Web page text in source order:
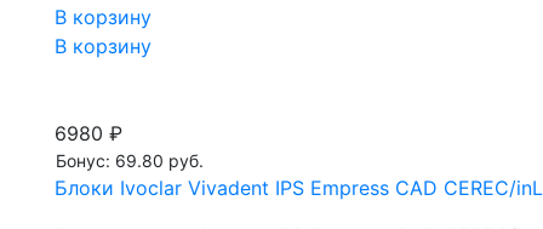
В корзину
В корзину
6980 ₽
Бонус: 69.80 руб.
Блоки Ivoclar Vivadent IPS Empress CAD CEREC/